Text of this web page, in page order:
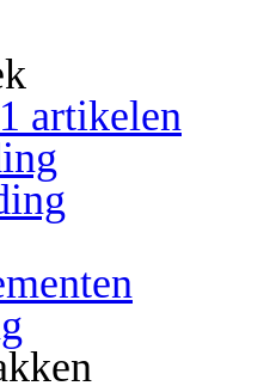
artikelen